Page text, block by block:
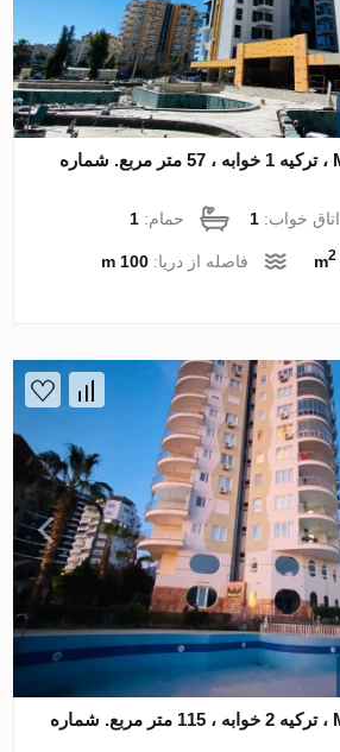
آپارتمان در Mahmutlar ، ترکیه 1 خوابه ، 57 متر مربع. شماره
اتاق خواب:1 حمام:1
2 فاصله از دریا:100 m
آپارتمان در Mahmutlar ، ترکیه 2 خوابه ، 115 متر مربع. شماره